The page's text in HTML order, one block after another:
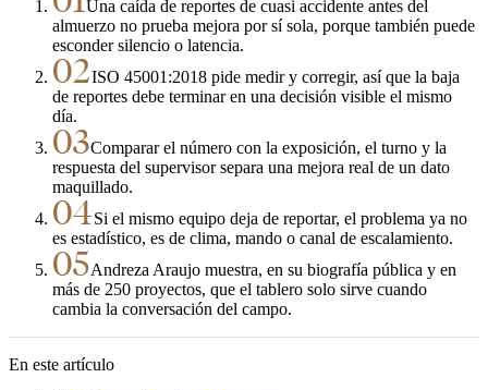
Una caída de reportes de cuasi accidente antes del
almuerzo no prueba mejora por sí sola, porque también puede
esconder silencio o latencia.
02ISO 45001:2018 pide medir y corregir, así que la baja
de reportes debe terminar en una decisión visible el mismo
día.
03Comparar el número con la exposición, el turno y la
respuesta del supervisor separa una mejora real de un dato
maquillado.
04Si el mismo equipo deja de reportar, el problema ya no
es estadístico, es de clima, mando o canal de escalamiento.
05Andreza Araujo muestra, en su biografía pública y en
más de 250 proyectos, que el tablero solo sirve cuando
cambia la conversación del campo.
En este artículo